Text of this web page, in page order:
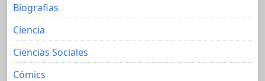
Biografias
Ciencia
Ciencias Sociales
Cómics